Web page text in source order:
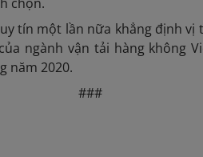
tín một lần nữa khẳng định vị
ngành vận tải hàng không
năm 2020.
###